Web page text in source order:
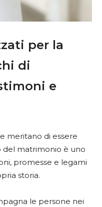
per la
di
e
meritano di essere
del matrimonio è uno
promesse e legami
storia.
le persone nei